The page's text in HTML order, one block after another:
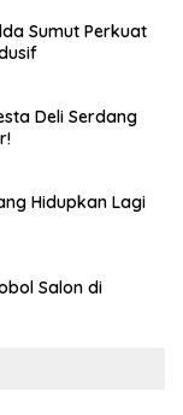
Sumut Perkuat
Deli Serdang
Hidupkan Lagi
Salon di